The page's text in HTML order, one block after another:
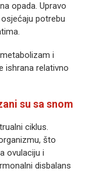
opada. Upravo
potrebu
i
ishrana relativno
su sa snom
ciklus.
što
ovulaciju i
disbalans